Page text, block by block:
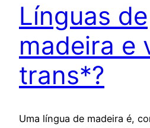
Línguas de
madeira e
trans*?
Uma língua de madeira é,